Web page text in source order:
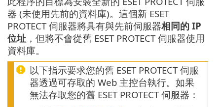
器 (未使用先前的資料庫)。這個新 ESET
PROTECT 伺服器將具有與先前伺服器相同的 IP
位址 ，但將不會從舊 ESET PROTECT 伺服器使用
資料庫。
以下指示要求您的舊 ESET PROTECT 伺服
器透過可存取的 Web 主控台執行。如果
無法存取您的舊 ESET PROTECT 伺服器：